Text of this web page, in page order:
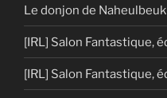
Le donjon de
[IRL] Salon Fantastique,
[IRL] Salon Fantastique,